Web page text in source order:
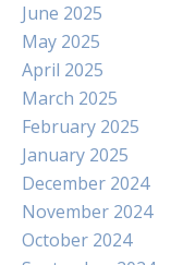
June 2025
May 2025
April 2025
March 2025
February 2025
January 2025
December 2024
November 2024
October 2024